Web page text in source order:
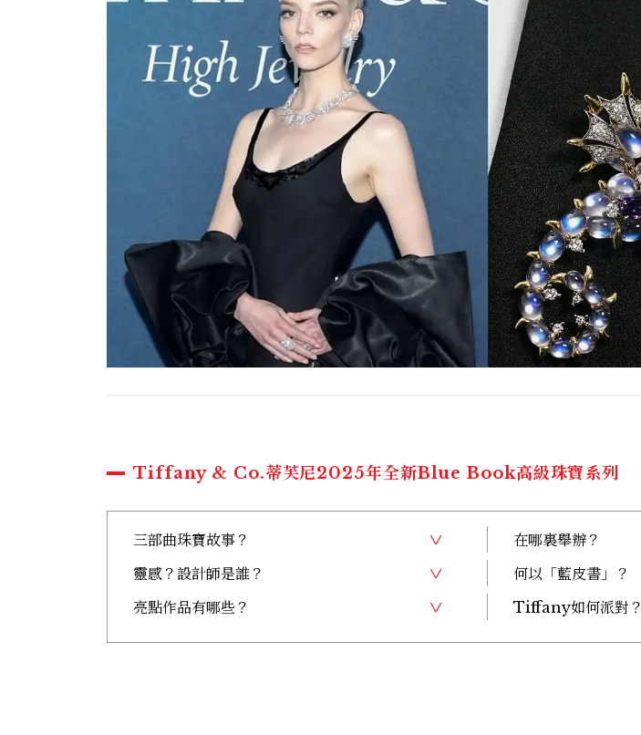
Tiffany & Co.蒂芙尼2025年全新Blue Book高級珠寶系列
三部曲珠寶故事？
在哪裏舉辦？
靈感？設計師是誰？
何以「藍皮書」？
亮點作品有哪些？
Tiffany如何派對？